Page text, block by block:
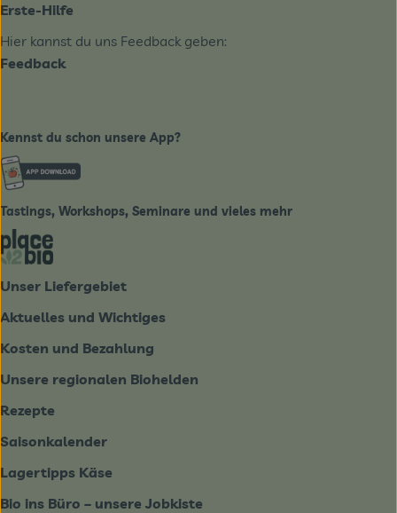
Erste-Hilfe
Hier kannst du uns Feedback geben:
Feedback
Kennst du schon unsere App?
Externer Link zu https://www.biobote-
Tastings, Workshops, Seminare und vieles mehr
Externer Link zu https://place2bio.de/
Unser Liefergebiet
Aktuelles und Wichtiges
Kosten und Bezahlung
Unsere regionalen Biohelden
Rezepte
Saisonkalender
Lagertipps Käse
Bio ins Büro – unsere Jobkiste